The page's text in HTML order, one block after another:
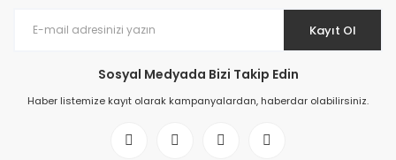
Kayıt Ol
Sosyal Medyada Bizi Takip Edin
Haber listemize kayıt olarak kampanyalardan, haberdar olabilirsiniz.